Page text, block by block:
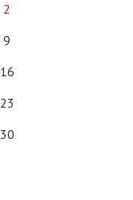
2
9
16
23
30